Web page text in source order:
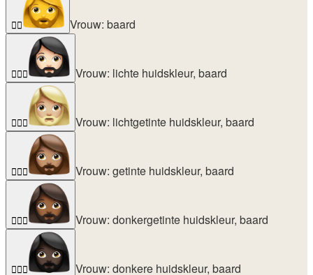
🧔‍♀️ Vrouw: baard
🧔🏻‍♀️ Vrouw: lichte huidskleur, baard
🧔🏼‍♀️ Vrouw: lichtgetinte huidskleur, baard
🧔🏽‍♀️ Vrouw: getinte huidskleur, baard
🧔🏾‍♀️ Vrouw: donkergetinte huidskleur, baard
🧔🏿‍♀️ Vrouw: donkere huidskleur, baard